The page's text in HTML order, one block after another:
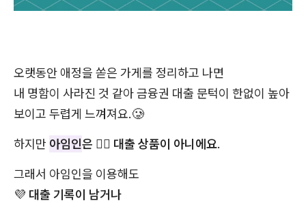
오랫동안 애정을 쏟은 가게를 정리하고 나면
내 명함이 사라진 것 같아 금융권 대출 문턱이 한없이 높아
보이고 두렵게 느껴져요.🥲
하지만 아임인은 🙅‍♀️ 대출 상품이 아니에요.
그래서 아임인을 이용해도
💜 대출 기록이 남거나